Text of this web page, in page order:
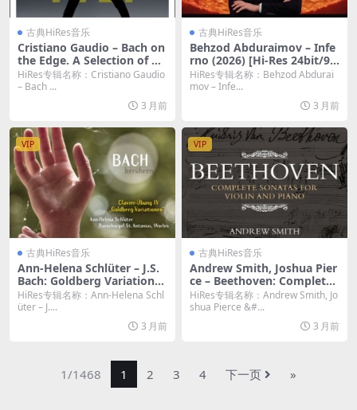
古典HiRes音乐
Cristiano Gaudio – Bach on
the Edge. A Selection of Ha
rpsichord Works (2026) [Hi
-Res 24bit/96KHz FLAC]
HiRes专辑名称：Cristiano Gaudio
– Bach ...
3 月前
古典HiRes音乐
Behzod Abduraimov – Infe
rno (2026) [Hi-Res 24bit/96
KHz FLAC]
HiRes专辑名称：Behzod Abdurai
mov – Infe...
3 月前
VIP
古典HiRes音乐
Ann-Helena Schlüter – J.S.
Bach: Goldberg Variations,
BWV 988 (2026) [Hi-Res 24b
it/96KHz FLAC]
HiRes专辑名称：Ann-Helena Schl
üter – J....
3 月前
VIP
古典HiRes音乐
Andrew Smith, Joshua Pier
ce – Beethoven: Complete
Sonatas for Violin and Pian
o (2026) [Hi-Res 24bit/48K
HiRes专辑名称：Andrew Smith, Jo
shua Pierce &#...
3 月前
1/1468 1 2 3 4 下一页 »